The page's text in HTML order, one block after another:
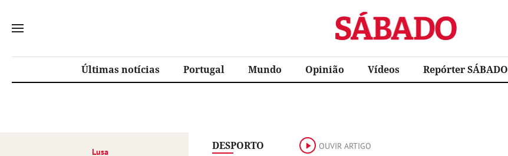
Sábado
Últimas notícias Portugal Mundo Opinião Vídeos Repórter SÁBADO
DESPORTO OUVIR ARTIGO
Lusa